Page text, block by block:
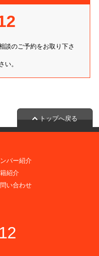
談のご予約をお取り下さ
い。
トップへ戻る
バー紹介
紹介
い合わせ